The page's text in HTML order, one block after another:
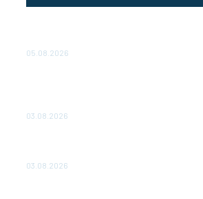
05.08.2026
03.08.2026
03.08.2026